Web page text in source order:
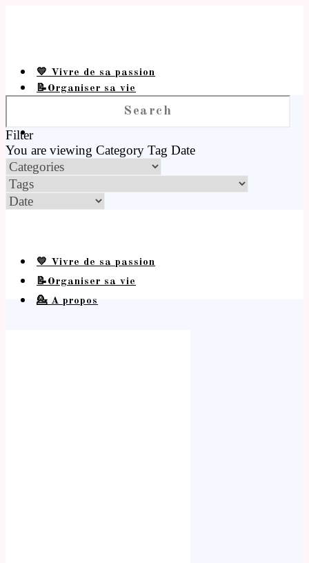
💛 Vivre de sa passion
📝Organiser sa vie
Filter
You are viewing Category Tag Date
💛 Vivre de sa passion
📝Organiser sa vie
💁 A propos